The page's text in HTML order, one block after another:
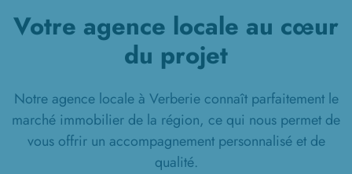
Votre agence locale au cœur
du projet
Notre agence locale à Verberie connaît parfaitement le
marché immobilier de la région, ce qui nous permet de
vous offrir un accompagnement personnalisé et de
qualité.